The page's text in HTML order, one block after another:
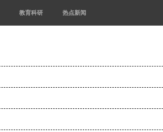
教育科研 热点新闻